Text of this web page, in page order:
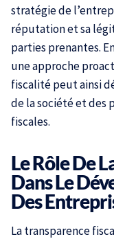
stratégie de
réputation et sa
parties prenantes.
une approche
fiscalité peut ainsi
de la société et des
fiscales.
Le Rôle De
Dans Le
Des
La transparence